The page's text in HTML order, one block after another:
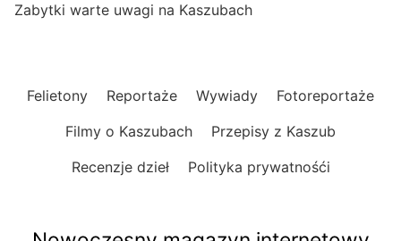
Zabytki warte uwagi na Kaszubach
Felietony Reportaże Wywiady
Fotoreportaże
Filmy o Kaszubach
Przepisy z Kaszub
Recenzje dzieł
Polityka prywatnośći